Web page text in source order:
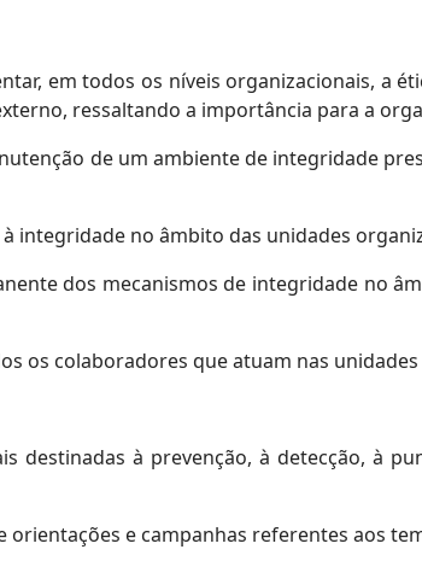
em todos os níveis organizacionais, a
ressaltando a importância para a
de um ambiente de integridade
integridade no âmbito das unidades
dos mecanismos de integridade no
os colaboradores que atuam nas
destinadas à prevenção, à detecção, à
e campanhas referentes aos